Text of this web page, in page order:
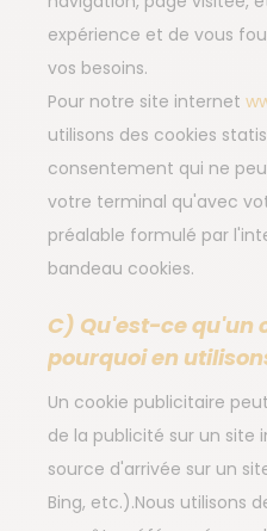
expérience et de vous
vos besoins.
Pour notre site internet
utilisons des cookies
consentement qui ne
votre terminal qu'avec
préalable formulé par
bandeau cookies.
C) Qu'est-ce qu'un
pourquoi en
Un cookie publicitaire
de la publicité sur un site
source d'arrivée sur un
Bing, etc.).Nous utilisons